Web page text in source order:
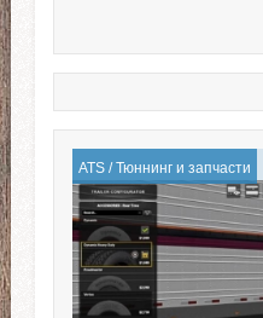
ATS/Тюннинг и запчасти